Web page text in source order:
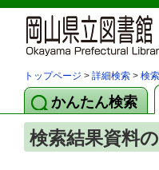
トップページ > 詳細検索 > 検
かんたん検索
検索結果資料